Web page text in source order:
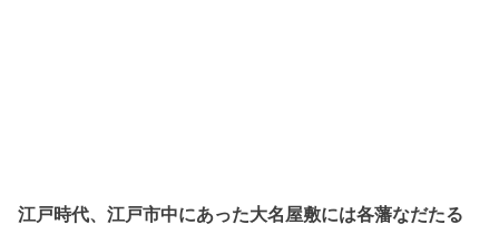
江戸時代、江戸市中にあった大名屋敷には各藩なだたる